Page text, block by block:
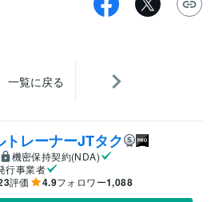
一覧に戻る
トレーナーJTタク
機密保持契約(NDA)
行事業者
評価 4.9フォロワー1,088